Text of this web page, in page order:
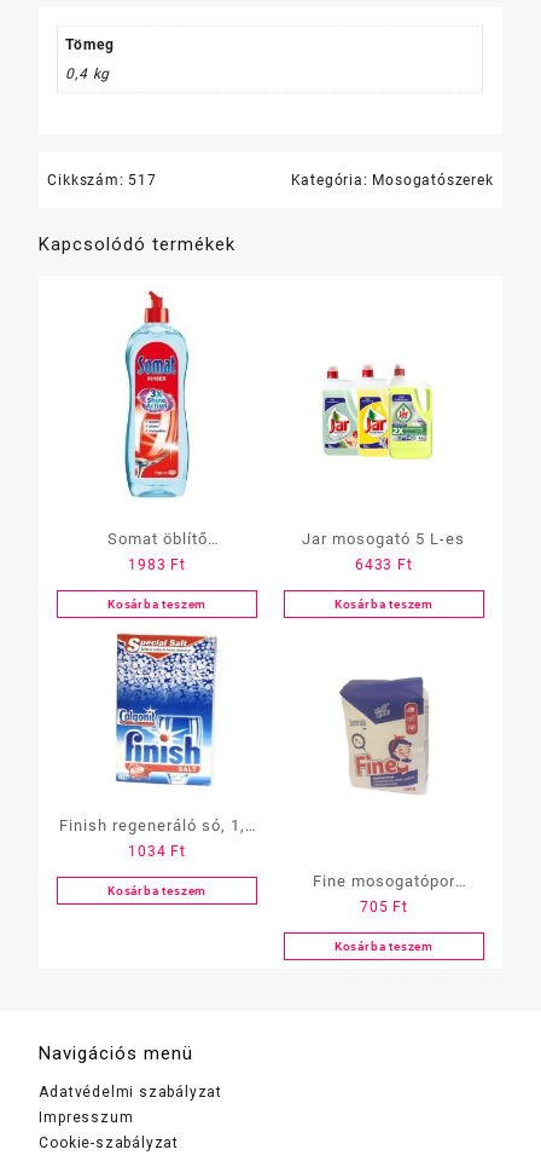
Tömeg
0,4 kg
Cikkszám: 517 Kategória: Mosogatószerek
Kapcsolódó termékek
Somat öblítő
mosogatógéphez 500 ml
többféle
1983 Ft
Kosárba teszem
Jar mosogató 5 L-es
6433 Ft
Kosárba teszem
Finish regeneráló só, 1,5
kg
1034 Ft
Kosárba teszem
Fine mosogatópor
zacskós 500g
705 Ft
Kosárba teszem
Navigációs menü
Adatvédelmi szabályzat
Impresszum
Cookie-szabályzat